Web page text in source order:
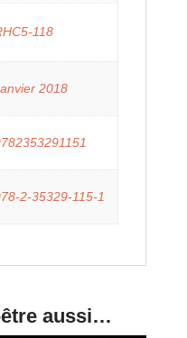
118
2018
2-35329-115-1
être aussi…